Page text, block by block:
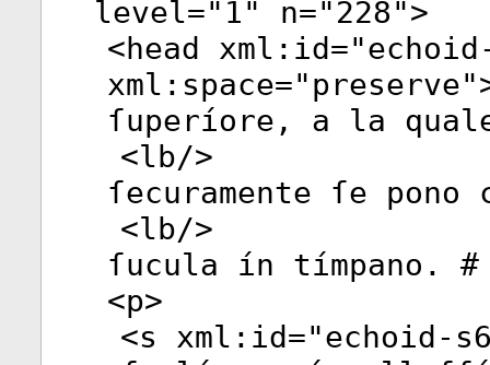
level=" 1" n="228">
<head xml:id="
xml:space="preserve
ſuperíore, a la
<lb/>
ſecuramente ſe
<lb/>
ſucula ín tímpano.
<p>
<s xml:id="echoid-